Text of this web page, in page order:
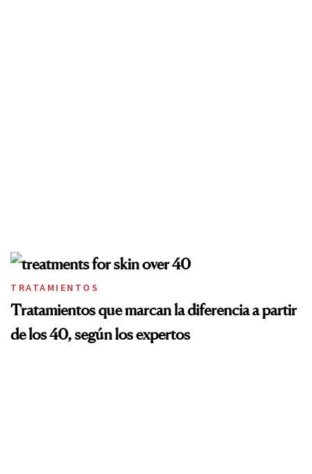
TRATAMIENTOS
Tratamientos que marcan la diferencia a partir
de los 40, según los expertos